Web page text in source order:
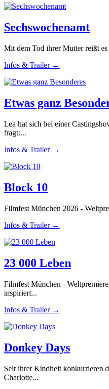
Sechswochenamt
Mit dem Tod ihrer Mutter reißt
Infos & Trailer →
Etwas ganz
Lea hat sich bei einer
fragt:...
Infos & Trailer →
Block 10
Filmfest München 2026 -
Infos & Trailer →
23 000 Leben
Filmfest München -
inspiriert...
Infos & Trailer →
Donkey Days
Seit ihrer Kindheit konkurrieren
Charlotte...